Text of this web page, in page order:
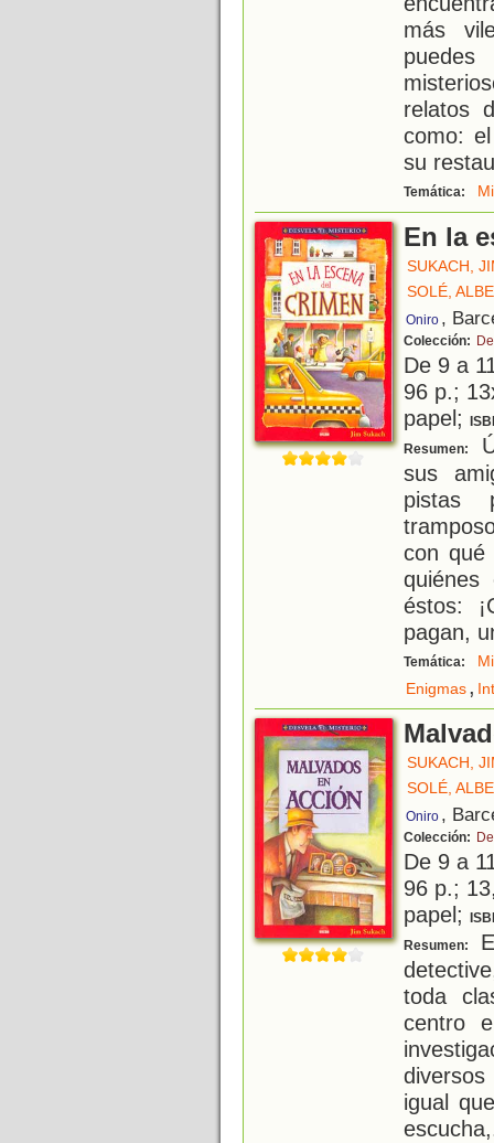
más
relatos
como:
su
Temática:
En la
SUKACH,
SOLÉ,
Oniro ,
Colección:
De 9 a
96 p.;
papel;
Resumen:
sus
pistas
con qué
quiénes
éstos:
pagan,
Temática:
Enigmas,
SUKACH,
SOLÉ,
Oniro ,
Colección:
De 9 a
96 p.;
papel;
Resumen:
toda
centro
igual
escucha,